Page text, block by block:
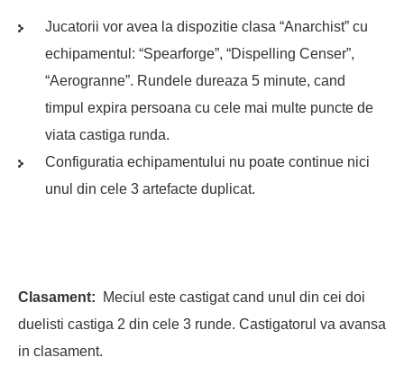
Jucatorii vor avea la dispozitie clasa “Anarchist” cu
echipamentul: “Spearforge”, “Dispelling Censer”,
“Aerogranne”. Rundele dureaza 5 minute, cand
timpul expira persoana cu cele mai multe puncte de
viata castiga runda.
Configuratia echipamentului nu poate continue nici
unul din cele 3 artefacte duplicat.
Clasament:
Meciul este castigat cand unul din cei doi
duelisti castiga 2 din cele 3 runde. Castigatorul va avansa
in clasament.